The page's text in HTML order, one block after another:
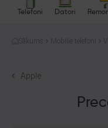
Telefoni Datori
Sākums Mobilie telefoni
Apple